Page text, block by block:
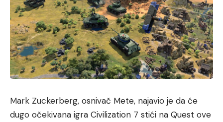
Mark Zuckerberg, osnivač Mete, najavio je da će
dugo očekivana igra Civilization 7 stići na Quest ove